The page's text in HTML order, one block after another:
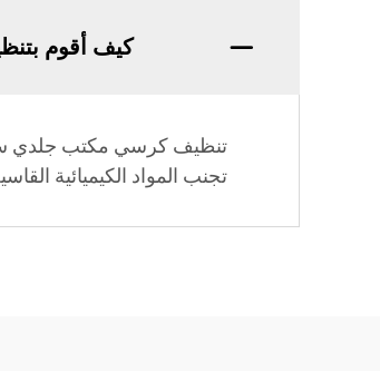
كيف أقوم
تنظيف كرسي مكتب جلدي
تجنب المواد الكيميائية